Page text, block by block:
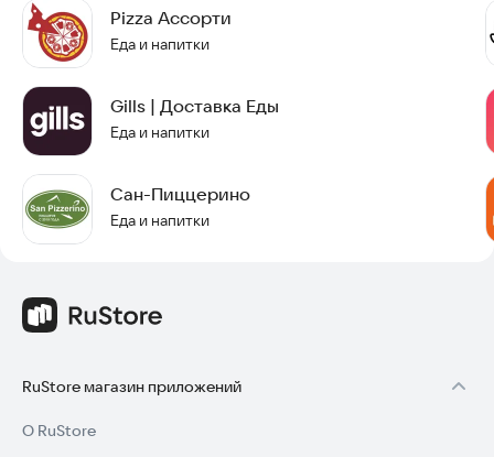
Pizza Ассорти
Еда и напитки
Gills | Доставка Еды
Еда и напитки
Сан-Пиццерино
Еда и напитки
RuStore магазин приложений
О RuStore